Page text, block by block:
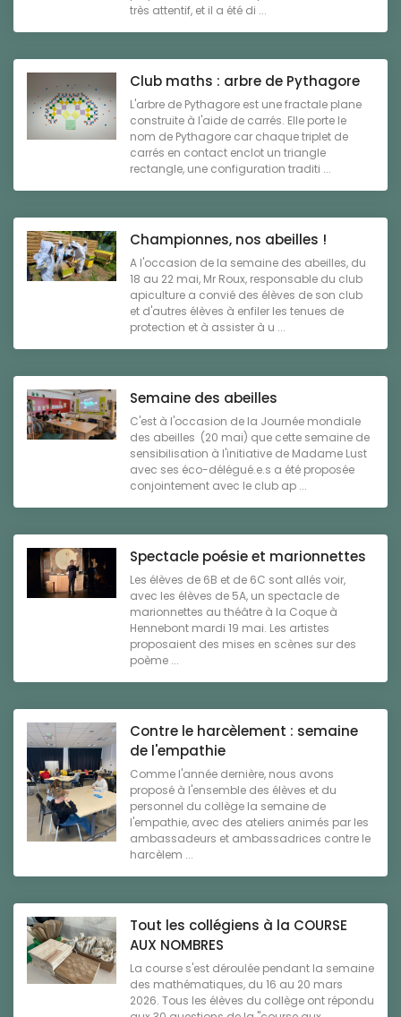
très attentif, et il a été di ...
Club maths : arbre de Pythagore
L'arbre de Pythagore est une fractale plane
construite à l'aide de carrés. Elle porte le
nom de Pythagore car chaque triplet de
carrés en contact enclot un triangle
rectangle, une configuration traditi ...
Championnes, nos abeilles !
A l'occasion de la semaine des abeilles, du
18 au 22 mai, Mr Roux, responsable du club
apiculture a convié des élèves de son club
et d'autres élèves à enfiler les tenues de
protection et à assister à u ...
Semaine des abeilles
C'est à l'occasion de la Journée mondiale
des abeilles (20 mai) que cette semaine de
sensibilisation à l'initiative de Madame Lust
avec ses éco-délégué.e.s a été proposée
conjointement avec le club ap ...
Spectacle poésie et marionnettes
Les élèves de 6B et de 6C sont allés voir,
avec les élèves de 5A, un spectacle de
marionnettes au théâtre à la Coque à
Hennebont mardi 19 mai. Les artistes
proposaient des mises en scènes sur des
poème ...
Contre le harcèlement : semaine
de l'empathie
Comme l'année dernière, nous avons
proposé à l'ensemble des élèves et du
personnel du collège la semaine de
l'empathie, avec des ateliers animés par les
ambassadeurs et ambassadrices contre le
harcèlem ...
Tout les collégiens à la COURSE
AUX NOMBRES
La course s'est déroulée pendant la semaine
des mathématiques, du 16 au 20 mars
2026. Tous les élèves du collège ont répondu